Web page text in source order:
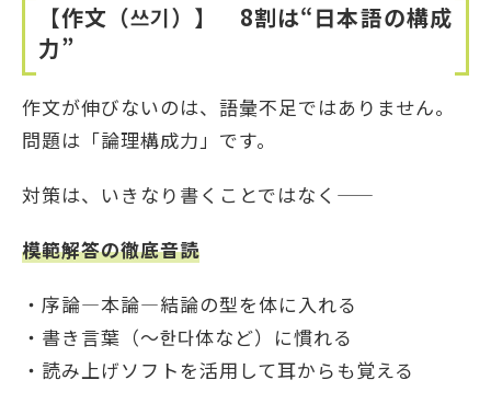
【作文（쓰기）】 8割は“日本語の構成
力”
作文が伸びないのは、語彙不足ではありません。
問題は「論理構成力」です。
対策は、いきなり書くことではなく——
模範解答の徹底音読
・序論―本論―結論の型を体に入れる
・書き言葉（～한다体など）に慣れる
・読み上げソフトを活用して耳からも覚える